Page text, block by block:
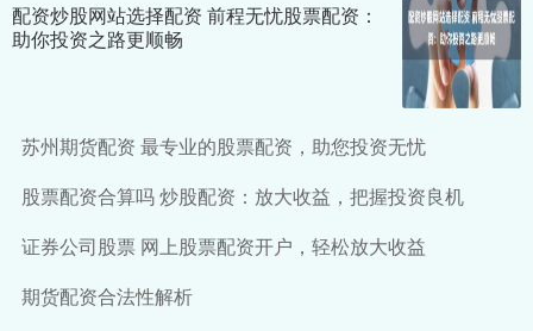
配资炒股网站选择配资 前程无忧股票配资：
助你投资之路更顺畅
苏州期货配资 最专业的股票配资，助您投资无忧
股票配资合算吗 炒股配资：放大收益，把握投资良机
证券公司股票 网上股票配资开户，轻松放大收益
期货配资合法性解析